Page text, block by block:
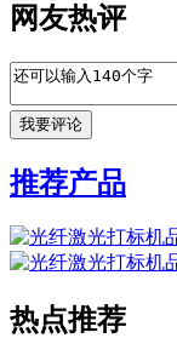
网友热评
推荐产品
热点推荐